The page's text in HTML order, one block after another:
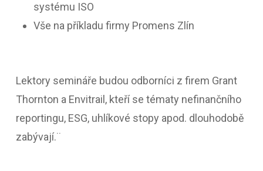
systému ISO
Vše na příkladu firmy Promens Zlín
Lektory semináře budou odborníci z firem Grant
Thornton a Envitrail, kteří se tématy nefinančního
reportingu, ESG, uhlíkové stopy apod. dlouhodobě
zabývají.¨